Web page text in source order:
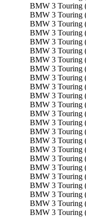
BMW 3 Touring
BMW 3 Touring
BMW 3 Touring
BMW 3 Touring
BMW 3 Touring
BMW 3 Touring
BMW 3 Touring
BMW 3 Touring
BMW 3 Touring
BMW 3 Touring
BMW 3 Touring
BMW 3 Touring
BMW 3 Touring
BMW 3 Touring
BMW 3 Touring
BMW 3 Touring
BMW 3 Touring
BMW 3 Touring
BMW 3 Touring
BMW 3 Touring
BMW 3 Touring
BMW 3 Touring
BMW 3 Touring
BMW 3 Touring